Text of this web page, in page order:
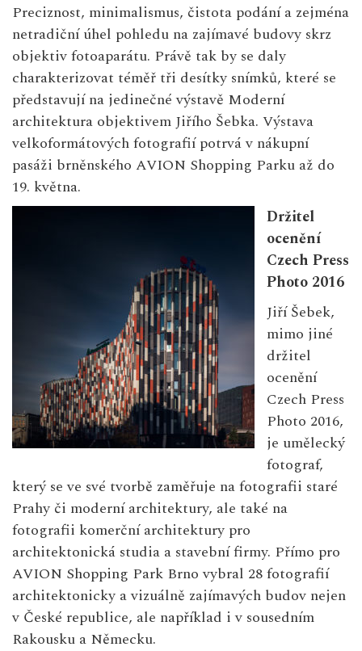
Preciznost, minimalismus, čistota podání a zejména
netradiční úhel pohledu na zajímavé budovy skrz
objektiv fotoaparátu. Právě tak by se daly
charakterizovat téměř tři desítky snímků, které se
představují na jedinečné výstavě Moderní
architektura objektivem Jiřího Šebka. Výstava
velkoformátových fotografií potrvá v nákupní
pasáži brněnského AVION Shopping Parku až do
19. května.
Držitel
ocenění
Czech Press
Photo 2016
Jiří Šebek,
mimo jiné
držitel
ocenění
Czech Press
Photo 2016,
je umělecký
fotograf,
který se ve své tvorbě zaměřuje na fotografii staré
Prahy či moderní architektury, ale také na
fotografii komerční architektury pro
architektonická studia a stavební firmy. Přímo pro
AVION Shopping Park Brno vybral 28 fotografií
architektonicky a vizuálně zajímavých budov nejen
v České republice, ale například i v sousedním
Rakousku a Německu.